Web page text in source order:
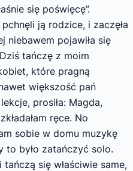
się poświęcę”.
ją rodzice, i zaczęła
niebawem pojawiła się
tańczę z moim
które pragną
większość pań
prosiła: Magda,
ręce. No
sobie w domu muzykę
to było zatańczyć solo.
się właściwie same,